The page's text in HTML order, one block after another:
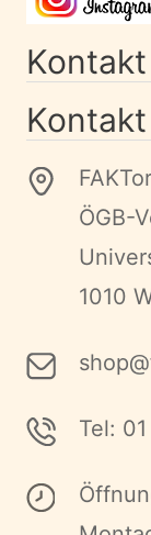
Kontakt
Kontakt
ÖGB-
1010
Tel: